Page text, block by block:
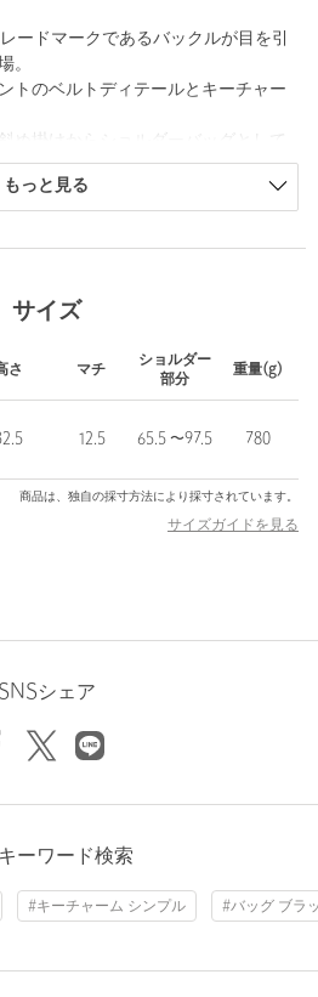
ードマークであるバックルが目を引
。
トのベルトディテールとキーチャー
けます。
ミニマルなデザインと、必要なもの
STONE CREAM
ーのHee Jin Kang （ヒージン カ
国・ソウル発のウィメンズのバッグ
本語の「遅い」が語源で、少しゆっく
りたい、上質なモノ作りをしていき
フィルムでコーティングされてお
います。シワや光沢の出方には個体
り扱いください。
ださい。納品書が付いている場合は
もっと見る
サイズ
さ マチ
ショルダー
部分
重量(g)
12.5 65.5 〜97.5 780
商品は、独自の採寸方法により採寸されています。
サイズガイドを見る
SNSシェア
ーワード検索
#キーチャーム シンプル #バッグ ブラ